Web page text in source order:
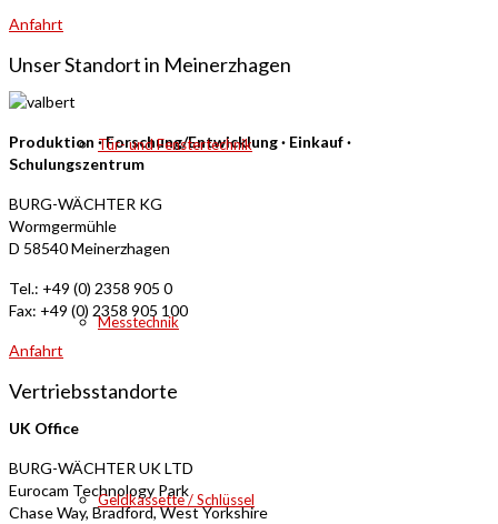
Tür- und Fenstertechnik
Messtechnik
Geldkassette / Schlüssel
Anfahrt
Unser Standort in Meinerzhagen
Produktion · Forschung/Entwicklung · Einkauf ·
Schulungszentrum
BURG-WÄCHTER KG
Wormgermühle
D 58540 Meinerzhagen
Tel.: +49 (0) 2358 905 0
Fax: +49 (0) 2358 905 100
Anfahrt
Vertriebsstandorte
UK Office
BURG-WÄCHTER UK LTD
Eurocam Technology Park
Chase Way, Bradford, West Yorkshire